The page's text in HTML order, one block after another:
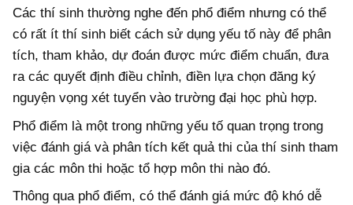
Các thí sinh thường nghe đến phổ điểm nhưng có thể
có rất ít thí sinh biết cách sử dụng yếu tố này để phân
tích, tham khảo, dự đoán được mức điểm chuẩn, đưa
ra các quyết định điều chỉnh, điền lựa chọn đăng ký
nguyện vọng xét tuyển vào trường đại học phù hợp.
Phổ điểm là một trong những yếu tố quan trọng trong
việc đánh giá và phân tích kết quả thi của thí sinh tham
gia các môn thi hoặc tổ hợp môn thi nào đó.
Thông qua phổ điểm, có thể đánh giá mức độ khó dễ